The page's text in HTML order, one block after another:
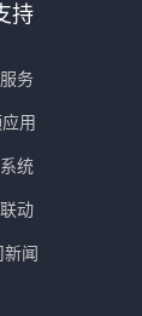
持
务
用
统
动
新闻